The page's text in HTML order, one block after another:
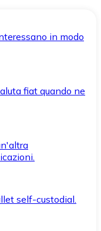
in modo
fiat quando ne
self-custodial.